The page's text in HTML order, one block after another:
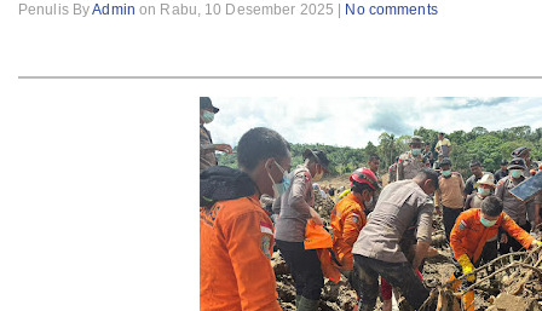
Penulis ByAdmin on Rabu, 10 Desember 2025 | No comments